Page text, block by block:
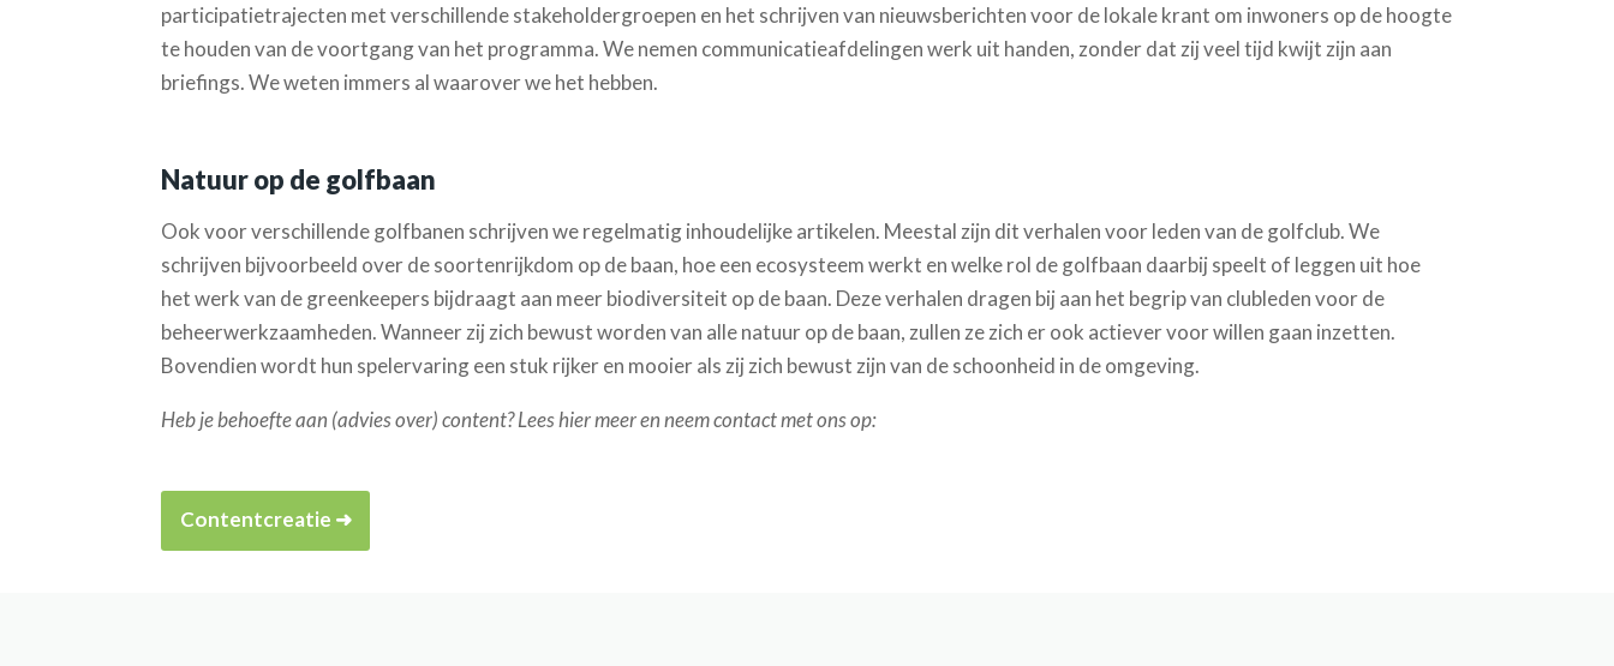
participatietrajecten met verschillende stakeholdergroepen en het schrijven van nieuwsberichten voor de lokale krant om inwoners op de hoogte
te houden van de voortgang van het programma. We nemen communicatieafdelingen werk uit handen, zonder dat zij veel tijd kwijt zijn aan
briefings. We weten immers al waarover we het hebben.
Natuur op de golfbaan
Ook voor verschillende golfbanen schrijven we regelmatig inhoudelijke artikelen. Meestal zijn dit verhalen voor leden van de golfclub. We
schrijven bijvoorbeeld over de soortenrijkdom op de baan, hoe een ecosysteem werkt en welke rol de golfbaan daarbij speelt of leggen uit hoe
het werk van de greenkeepers bijdraagt aan meer biodiversiteit op de baan. Deze verhalen dragen bij aan het begrip van clubleden voor de
beheerwerkzaamheden. Wanneer zij zich bewust worden van alle natuur op de baan, zullen ze zich er ook actiever voor willen gaan inzetten.
Bovendien wordt hun spelervaring een stuk rijker en mooier als zij zich bewust zijn van de schoonheid in de omgeving.
Heb je behoefte aan (advies over) content? Lees hier meer en neem contact met ons op:
Contentcreatie ➜